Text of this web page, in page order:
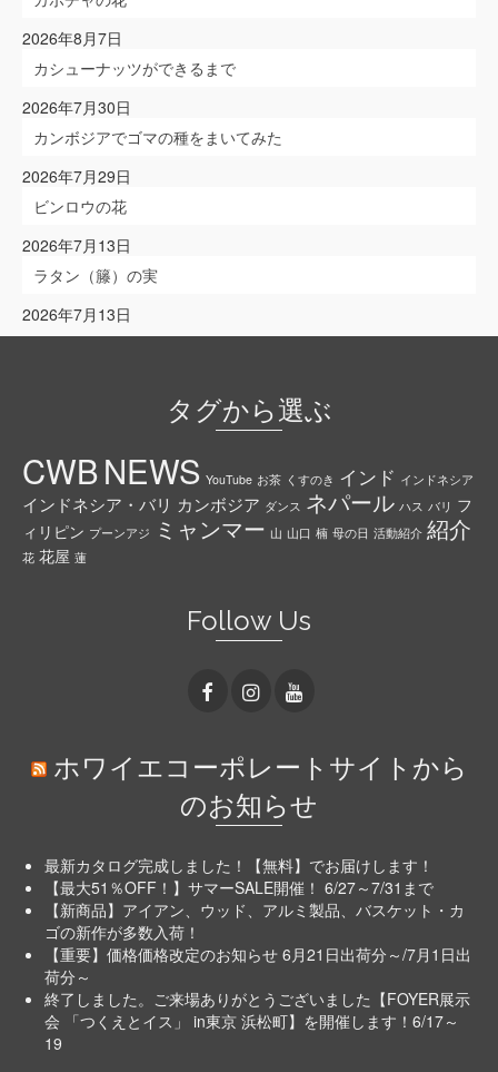
2026年8月7日
カシューナッツができるまで
2026年7月30日
カンボジアでゴマの種をまいてみた
2026年7月29日
ビンロウの花
2026年7月13日
ラタン（籐）の実
2026年7月13日
タグから選ぶ
CWBNEWS YouTube お茶 くすのき インド インドネシア
インドネシア・バリ カンボジア ダンス ネパール ハス バリ フ
ィリピン プーンアジ ミャンマー 山 山口 楠 母の日 活動紹介 紹介
花 花屋 蓮
Follow Us
ホワイエコーポレートサイトから
のお知らせ
最新カタログ完成しました！【無料】でお届けします！
【最大51％OFF！】サマーSALE開催！ 6/27～7/31まで
【新商品】アイアン、ウッド、アルミ製品、バスケット・カ
ゴの新作が多数入荷！
【重要】価格価格改定のお知らせ 6月21日出荷分～/7月1日出
荷分～
終了しました。ご来場ありがとうございました【FOYER展示
会 「つくえとイス」 in東京 浜松町】を開催します！6/17～
19